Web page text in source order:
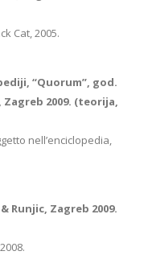
Cat, 2005.
“Quorum”, god.
Zagreb 2009. (teorija,
nell’enciclopedia,
Runjic, Zagreb 2009.